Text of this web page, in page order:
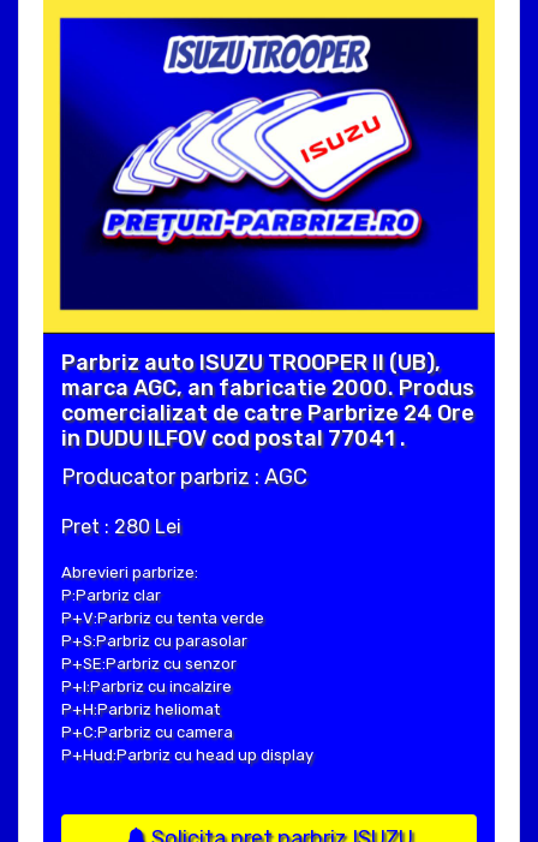
Parbriz auto ISUZU TROOPER II (UB),
marca AGC, an fabricatie 2000. Produs
comercializat de catre Parbrize 24 Ore
in DUDU ILFOV cod postal 77041 .
Producator parbriz : AGC
Pret : 280 Lei
Abrevieri parbrize:
P:Parbriz clar
P+V:Parbriz cu tenta verde
P+S:Parbriz cu parasolar
P+SE:Parbriz cu senzor
P+I:Parbriz cu incalzire
P+H:Parbriz heliomat
P+C:Parbriz cu camera
P+Hud:Parbriz cu head up display